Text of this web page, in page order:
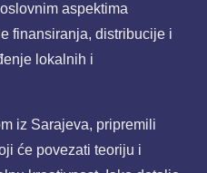
aspektima
finansiranja, distribucije i
lokalnih i
iz Sarajeva, pripremili
će povezati teoriju i